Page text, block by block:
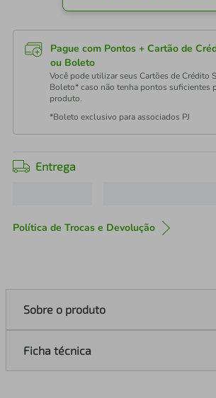
Pague com Pontos + Cartão de
ou Boleto
Você pode utilizar seus Cartões de Crédito
Boleto* caso não tenha pontos suficientes
produto.
*Boleto exclusivo para associados PJ
Entrega
Política de Trocas e Devolução
Sobre o produto
Ficha técnica